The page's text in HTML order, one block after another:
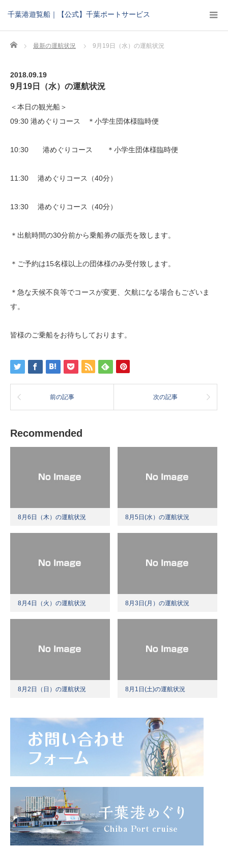
千葉港遊覧船｜【公式】千葉ポートサービス
Home 最新の運航状況 9月19日（水）の運航状況
2018.09.19
9月19日（水）の運航状況
＜本日の観光船＞
09:30 港めぐりコース ＊小学生団体様臨時便
10:30 港めぐりコース ＊小学生団体様臨時便
11:30 港めぐりコース（40分）
13:30 港めぐりコース（40分）
＊出航時間の30分前から乗船券の販売を致します。
＊ご予約は15名様以上の団体様のみ受付致します。
＊急な天候不良等でコースが変更、欠航になる場合もございま
す。
皆様のご乗船をお待ちしております。
前の記事 次の記事
Recommended
8月6日（木）の運航状況 8月5日(水）の運航状況
8月4日（火）の運航状況 8月3日(月）の運航状況
8月2日（日）の運航状況 8月1日(土)の運航状況